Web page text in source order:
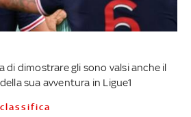
di dimostrare gli sono valsi anche il
sua avventura in Ligue1